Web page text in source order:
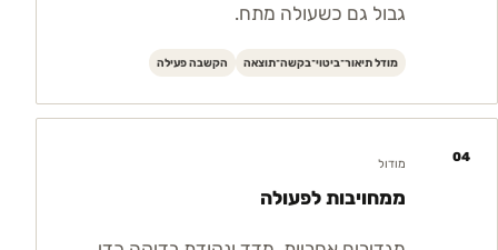
גבול גם כשעולה מתח.
מודל תיאור־ביטוי־בקשה־תוצאה הקשבה פעילה
04 מודול
ממחויבות לפעולה